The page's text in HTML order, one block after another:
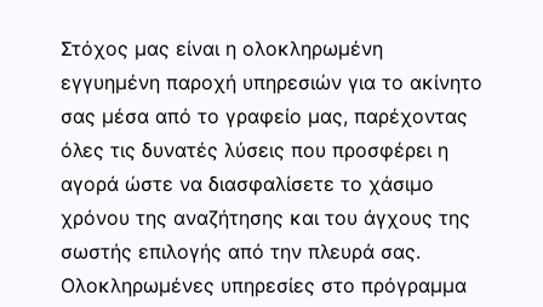
Στόχος μας είναι η ολοκληρωμένη
εγγυημένη παροχή υπηρεσιών για το ακίνητο
σας μέσα από το γραφείο μας, παρέχοντας
όλες τις δυνατές λύσεις που προσφέρει η
αγορά ώστε να διασφαλίσετε το χάσιμο
χρόνου της αναζήτησης και του άγχους της
σωστής επιλογής από την πλευρά σας.
Ολοκληρωμένες υπηρεσίες στο πρόγραμμα